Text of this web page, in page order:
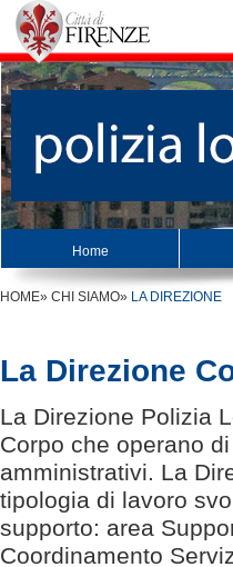
Home
HOME» CHI SIAMO» LA DIREZIONE
La Direzione
La Direzione Polizia
Corpo che operano
amministrativi. La
tipologia di lavoro
supporto: area
Coordinamento